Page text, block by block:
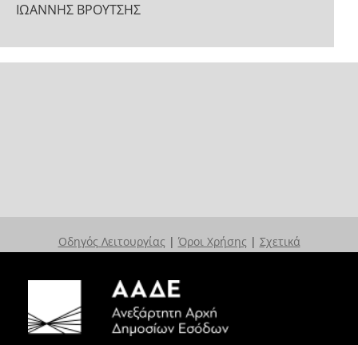
ΙΩΑΝΝΗΣ ΒΡΟΥΤΣΗΣ
Οδηγός Λειτουργίας | Όροι Χρήσης | Σχετικά